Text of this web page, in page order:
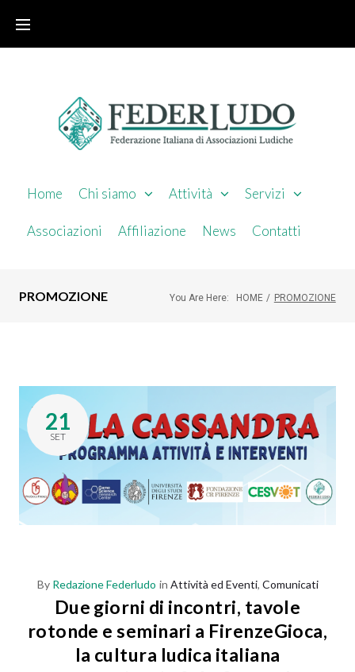
Home Chi siamo Attività Servizi
Associazioni Affiliazione News Contatti
PROMOZIONE You Are Here: HOME / PROMOZIONE
21
SET
By Redazione Federludo in Attività ed Eventi, Comunicati
Due giorni di incontri, tavole
rotonde e seminari a FirenzeGioca,
la cultura ludica italiana